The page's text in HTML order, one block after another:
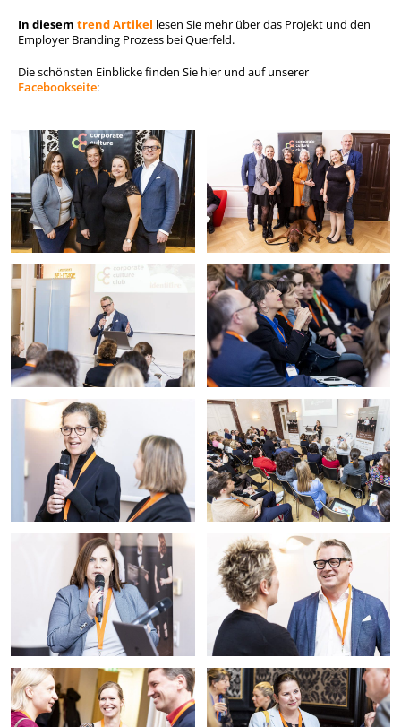
In diesem trend Artikel lesen Sie mehr über das Projekt und den
Employer Branding Prozess bei Querfeld.
Die schönsten Einblicke finden Sie hier und auf unserer
Facebookseite: